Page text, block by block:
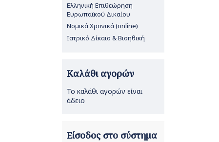
Ελληνική Επιθεώρηση
Ευρωπαϊκού Δικαίου
Νομικά Χρονικά (online)
Ιατρικό Δίκαιο & Βιοηθική
Καλάθι αγορών
Το καλάθι αγορών είναι
άδειο
Είσοδος στο σύστημα